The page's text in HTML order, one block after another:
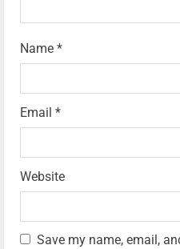
Name *
Email *
Website
Save my name, email,